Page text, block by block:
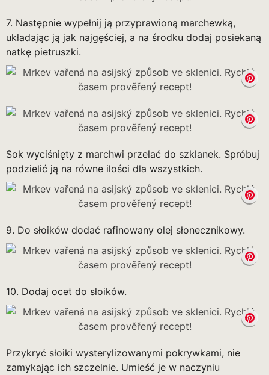
7. Następnie wypełnij ją przyprawioną marchewką,
układając ją jak najgęściej, a na środku dodaj posiekaną
natkę pietruszki.
Sok wyciśnięty z marchwi przelać do szklanek. Spróbuj
podzielić ją na równe ilości dla wszystkich.
9. Do słoików dodać rafinowany olej słonecznikowy.
10. Dodaj ocet do słoików.
Przykryć słoiki wysterylizowanymi pokrywkami, nie
zamykając ich szczelnie. Umieść je w naczyniu